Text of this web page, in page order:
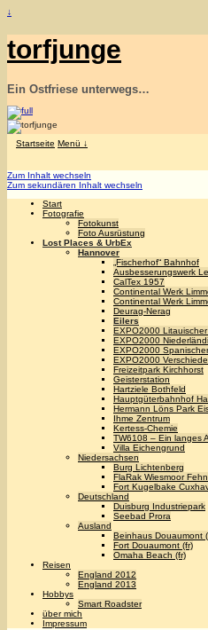
↓
torfjunge
Ein Ostfriese unterwegs…
Startseite Menü ↓
Zum Inhalt wechseln
Zum sekundären Inhalt wechseln
Start
Fotografie
Fotokunst
Foto Ausrüstung
Lost Places & UrbEx
Hannover
„Fischerhof“ Bahnhof
Ausbesserungswerk
CalTex 1957
Continental Werk
Continental Werk
Deurag-Nerag
Eilers
EXPO2000
EXPO2000
EXPO2000
EXPO2000
Freizeitpark Kirchhorst
Geisterstation
Hartziele Bothfeld
Hauptgüterbahnhof
Hermann Löns Park
Ihme Zentrum
Kertess-Chemie
TW6108 – Ein langes
Villa Eichengrund
Niedersachsen
Burg Lichtenberg
FlaRak Wiesmoor
Fort Kugelbake
Deutschland
Duisburg Industriepark
Seebad Prora
Ausland
Beinhaus Douaumont
Fort Douaumont (fr)
Omaha Beach (fr)
Reisen
England 2012
England 2013
Hobbys
Smart Roadster
über mich
Impressum